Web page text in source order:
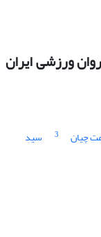
ورزشی ایران
چیان 3 سید